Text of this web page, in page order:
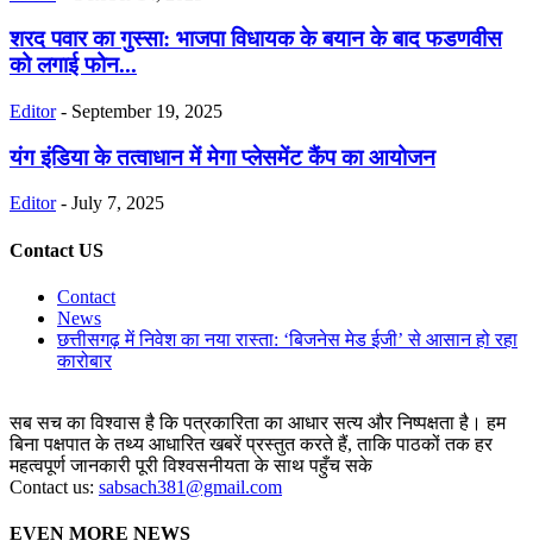
शरद पवार का गुस्सा: भाजपा विधायक के बयान के बाद फडणवीस
को लगाई फोन...
Editor - September 19, 2025
यंग इंडिया के तत्वाधान में मेगा प्लेसमेंट कैंप का आयोजन
Editor - July 7, 2025
Contact US
Contact
News
छत्तीसगढ़ में निवेश का नया रास्ता: ‘बिजनेस मेड ईजी’ से आसान हो रहा
कारोबार
सब सच का विश्वास है कि पत्रकारिता का आधार सत्य और निष्पक्षता है। हम
बिना पक्षपात के तथ्य आधारित खबरें प्रस्तुत करते हैं, ताकि पाठकों तक हर
महत्वपूर्ण जानकारी पूरी विश्वसनीयता के साथ पहुँच सके
Contact us: sabsach381@gmail.com
EVEN MORE NEWS